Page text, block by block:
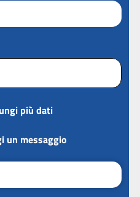
più dati
un messaggio